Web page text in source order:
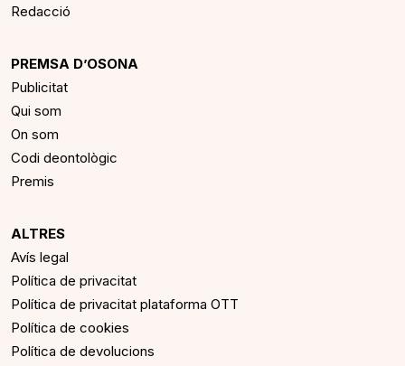
Redacció
PREMSA D’OSONA
Publicitat
Qui som
On som
Codi deontològic
Premis
ALTRES
Avís legal
Política de privacitat
Política de privacitat plataforma OTT
Política de cookies
Política de devolucions